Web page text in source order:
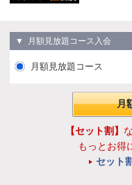
▼ 月額見放題コース入会
月額見放題コース
月
【セット割】
もっとお得
セット